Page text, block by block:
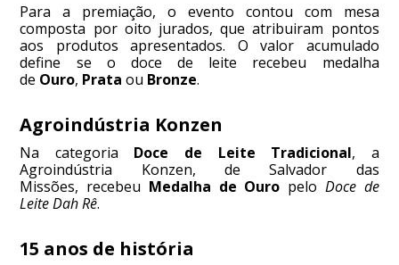
Para a premiação, o evento contou com mesa
composta por oito jurados, que atribuiram pontos
aos produtos apresentados. O valor acumulado
define se o doce de leite recebeu medalha
de Ouro, Prata ou Bronze.
Agroindústria Konzen
Na categoria Doce de Leite Tradicional, a
Agroindústria Konzen, de Salvador das
Missões, recebeu Medalha de Ouro pelo Doce de
Leite Dah Rê.
15 anos de história